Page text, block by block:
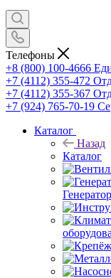
Телефоны
+8 (800) 100-4666
+7 (4112) 355-472
+7 (4112) 355-367
+7 (924) 765-70-19
Каталог
Назад
Каталог